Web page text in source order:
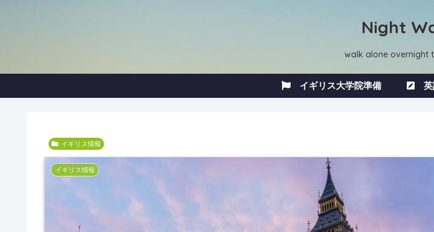
Night
walk alone overnight
イギリス大学院準備 英
イギリス情報
イギリス情報